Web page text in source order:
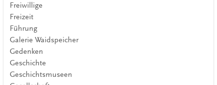
Freiwillige
Freizeit
Führung
Galerie Waidspeicher
Gedenken
Geschichte
Geschichtsmuseen